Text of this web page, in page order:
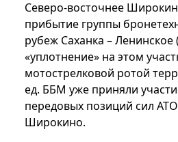
Северо-восточнее
прибытие группы
рубеж Саханка –
«уплотнение» на этом
мотострелковой ротой
ед. ББМ уже приняли
передовых позиций сил
Широкино.